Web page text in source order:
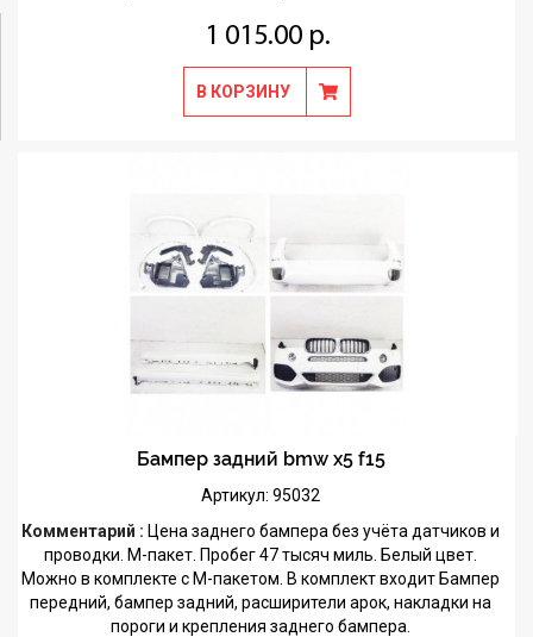
1 015.00 р.
В КОРЗИНУ
Бампер задний bmw x5 f15
Артикул: 95032
Комментарий : Цена заднего бампера без учёта датчиков и
проводки. М-пакет. Пробег 47 тысяч миль. Белый цвет.
Можно в комплекте с М-пакетом. В комплект входит Бампер
передний, бампер задний, расширители арок, накладки на
пороги и крепления заднего бампера.